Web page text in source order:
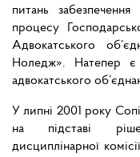
питань
процесу
Адвокатського
Ноледж». Натепер є
адвокатського
У липні 2001 року
на підставі
дисциплінарної